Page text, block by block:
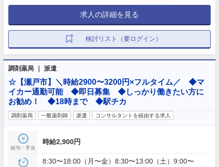
求人の詳細を見る
検討リスト（要ログイン）
調剤薬局 ｜ 派遣
☆【瀬戸市】＼時給2900〜3200円×フルタイム／ ◆マ
イカー通勤可能 ◆即日募集 ◆しっかり働きたい方に
お勧め！ ◆18時まで ◆駅チカ
調剤薬局 一般薬剤師 派遣 コンサルタントを経由する求人
給与・手当
時給2,900円
8:30〜18:00（月〜金）8:30〜13:00（土）9:00〜